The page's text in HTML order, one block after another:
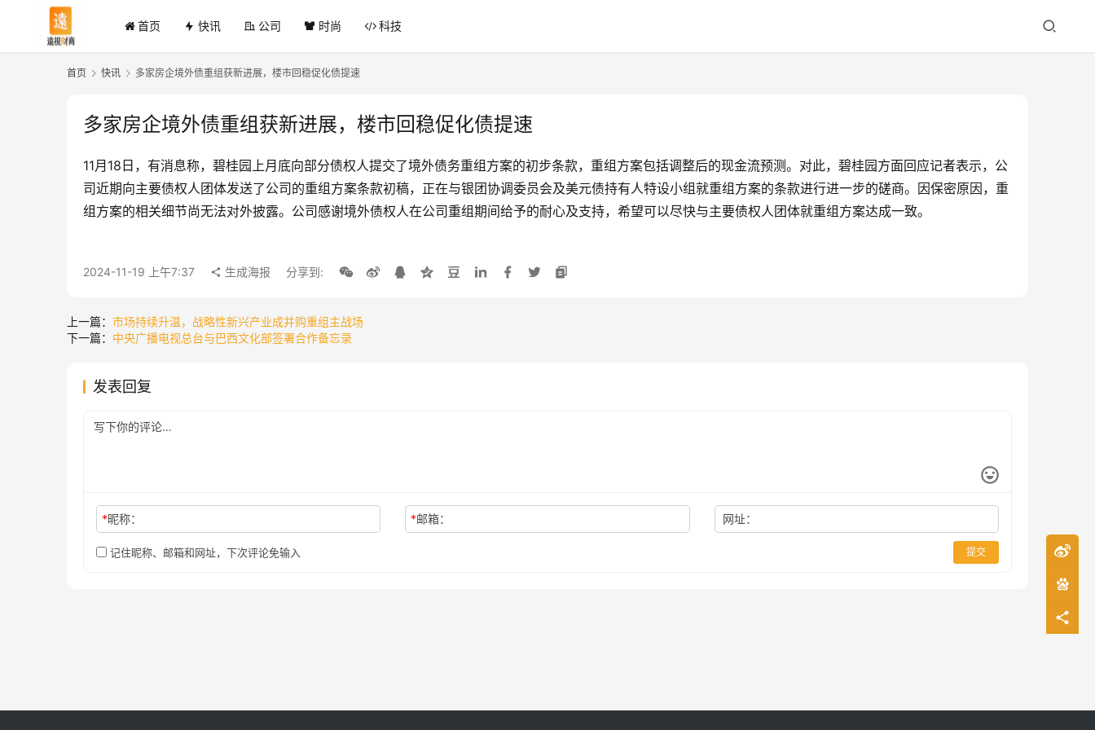
首页 快讯 公司 时尚 科技
首页 快讯 多家房企境外债重组获新进展，楼市回稳促化债提速
多家房企境外债重组获新进展，楼市回稳促化债提速
11月18日，有消息称，碧桂园上月底向部分债权人提交了境外债务重组方案的初步条款，重组方案包括调整后的现金流预测。对此，碧桂园方面回应记者表示，公
司近期向主要债权人团体发送了公司的重组方案条款初稿，正在与银团协调委员会及美元债持有人特设小组就重组方案的条款进行进一步的磋商。因保密原因，重
组方案的相关细节尚无法对外披露。公司感谢境外债权人在公司重组期间给予的耐心及支持，希望可以尽快与主要债权人团体就重组方案达成一致。
2024-11-19 上午7:37 生成海报 分享到:
上一篇： 市场持续升温，战略性新兴产业成并购重组主战场
下一篇： 中央广播电视总台与巴西文化部签署合作备忘录
发表回复
*昵称： *邮箱： 网址：
记住昵称、邮箱和网址，下次评论免输入 提交